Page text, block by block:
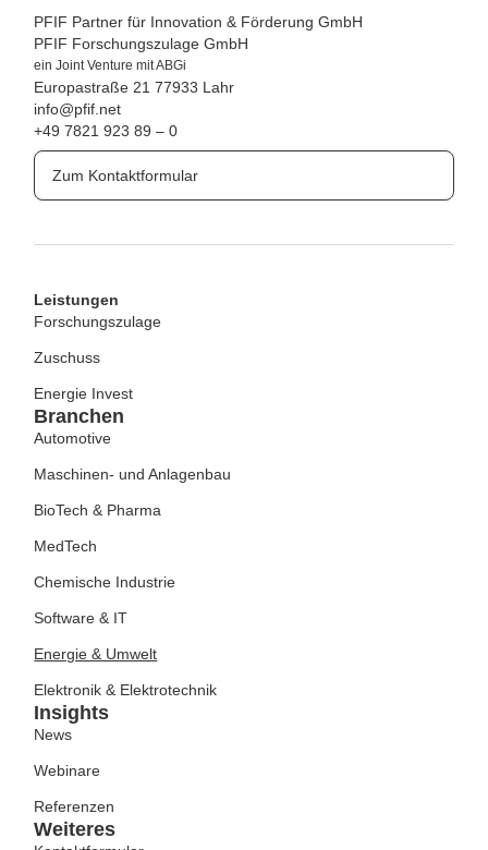
PFIF Partner für Innovation & Förderung GmbH
PFIF Forschungszulage GmbH
ein Joint Venture mit ABGi
Europastraße 2177933 Lahr
info@pfif.net
+49 7821 923 89 – 0
Zum Kontaktformular
Leistungen
Forschungszulage
Zuschuss
Energie Invest
Branchen
Automotive
Maschinen- und Anlagenbau
BioTech & Pharma
MedTech
Chemische Industrie
Software & IT
Energie & Umwelt
Elektronik & Elektrotechnik
Insights
News
Webinare
Referenzen
Weiteres